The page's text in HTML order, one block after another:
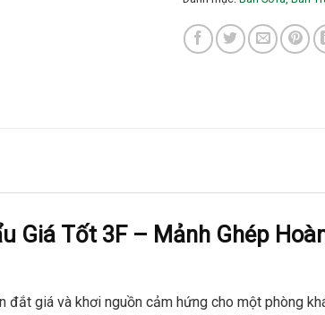
Giá Tốt 3F – Mảnh Ghép
đắt giá và khơi nguồn cảm hứng cho một phòng